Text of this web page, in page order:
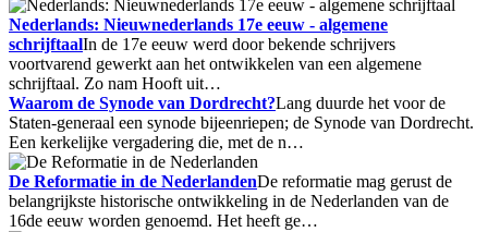
Nederlands: Nieuwnederlands 17e eeuw - algemene
schrijftaalIn de 17e eeuw werd door bekende schrijvers
voortvarend gewerkt aan het ontwikkelen van een algemene
schrijftaal. Zo nam Hooft uit…
Waarom de Synode van Dordrecht?Lang duurde het voor de
Staten-generaal een synode bijeenriepen; de Synode van Dordrecht.
Een kerkelijke vergadering die, met de n…
De Reformatie in de NederlandenDe reformatie mag gerust de
belangrijkste historische ontwikkeling in de Nederlanden van de
16de eeuw worden genoemd. Het heeft ge…